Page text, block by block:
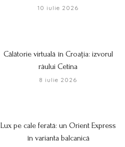
10 iulie 2026
Călătorie virtuală în Croația: izvorul
râului Cetina
8 iulie 2026
Lux pe cale ferată: un Orient Express
în varianta balcanică